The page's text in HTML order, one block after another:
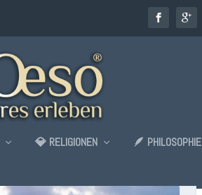
💎 RELIGIONEN 🪶 PHILOSOPHIE